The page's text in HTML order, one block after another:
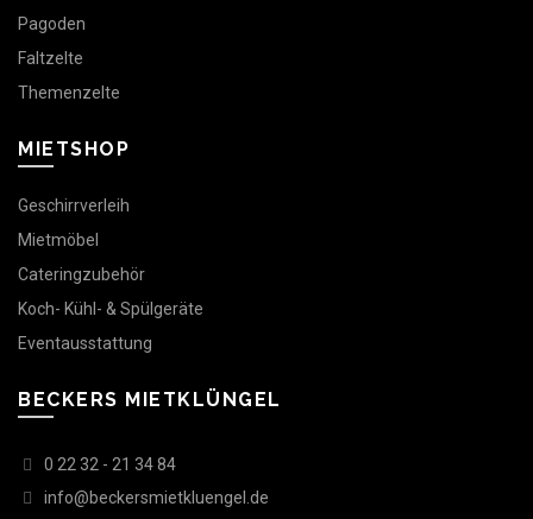
Pagoden
Faltzelte
Themenzelte
MIETSHOP
Geschirrverleih
Mietmöbel
Cateringzubehör
Koch- Kühl- & Spülgeräte
Eventausstattung
BECKERS MIETKLÜNGEL
0 22 32 - 21 34 84
info@beckersmietkluengel.de